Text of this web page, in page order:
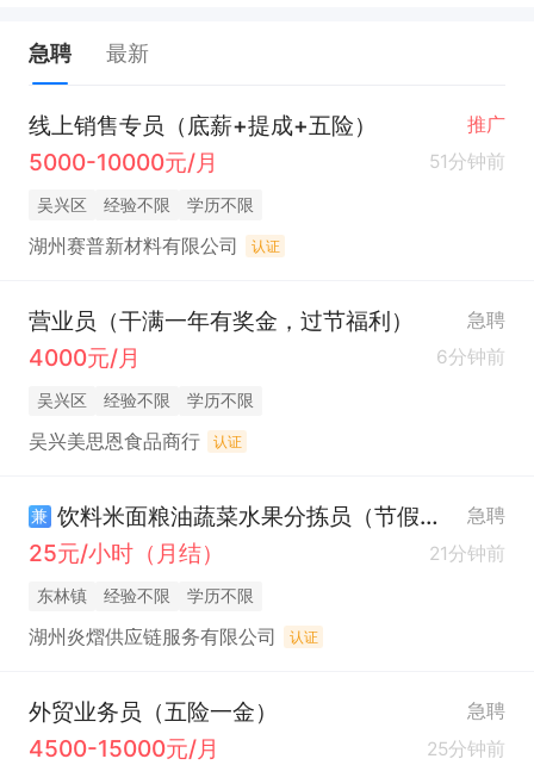
急聘 最新
线上销售专员（底薪+提成+五险） 推广
5000-10000元/月 51分钟前
吴兴区 经验不限 学历不限
湖州赛普新材料有限公司 认证
营业员（干满一年有奖金，过节福利） 急聘
4000元/月 6分钟前
吴兴区 经验不限 学历不限
吴兴美思恩食品商行 认证
兼 饮料米面粮油蔬菜水果分拣员（节假日福利） 急聘
25元/小时（月结） 21分钟前
东林镇 经验不限 学历不限
湖州炎熠供应链服务有限公司 认证
外贸业务员（五险一金） 急聘
4500-15000元/月 25分钟前